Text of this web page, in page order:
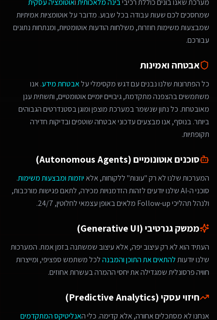
מערכת שאנו בונים כוללת רכיביבינה מלאכותיתואוטומציה עסקית
שמחסכים לכם שעות עבודה בכל שבוע. מדובר על אוטומציות אמיתיות
שמבצעות משימות חוזרות, משלחות הודעות אוטומטיות, ומנתחות נתונים
עבורכם.
אבטחה ואמינות
כל הפתרונות שלנו נבנים עם דגש מקסימלי עלאבטחת מידע. אנו
משתמשים בהצפנה מתקדמת, גיבויים יומיים אוטומטיים, ותשתית ענן
מאובטחת. כל נתון שנשמר במערכת מוצפן ומוגן בסטנדרטים הגבוהים
ביותר. בנוסף, אנו מבצעים עדכוני אבטחה שוטפים ובדיקות חדירה
תקופתיות.
סוכנים אוטונומיים (Autonomous Agents)
המערכות שלנו לא רק "עונות" ללקוחות, אלאיוזמות ומבצעות משימות.
סוכני ה-AI שלנו יודעים לזהות הזדמנויות מכירה, לתאם פגישות מורכבות,
ולנהל תהליכי Follow-up מלאים באופן עצמאי לחלוטין, 24/7.
ממשק גנרטיבי (Generative UI)
העתיד הוא לא רק עיצוב יפה, אלא עיצוב שמשתנה בזמן אמת. המערכות
שלנו יודעותלהתאים את התוכן והמבנהלכל משתמש ספציפי, ומייצרות
חוויה פרסונלית שמגדילה את יחסי ההמרה בעשרות אחוזים.
חיזוי עסקי (Predictive Analytics)
אנחנו לא מסתכלים אחורה, אלא קדימה. כלי האנליטיקס המתקדמים